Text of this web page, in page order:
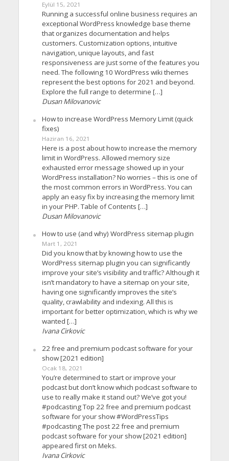
Eylül 15, 2021
Running a successful online business requires an
exceptional WordPress knowledge base theme
that organizes documentation and helps
customers. Customization options, intuitive
navigation, unique layouts, and fast
responsiveness are just some of the features you
need. The following 10 WordPress wiki themes
represent the best options for 2021 and beyond.
Explore the full range to determine […]
Dusan Milovanovic
How to increase WordPress Memory Limit (quick
fixes)
Haziran 16, 2021
Here is a post about how to increase the memory
limit in WordPress. Allowed memory size
exhausted error message showed up in your
WordPress installation? No worries – this is one of
the most common errors in WordPress. You can
apply an easy fix by increasing the memory limit
in your PHP. Table of Contents […]
Dusan Milovanovic
How to use (and why) WordPress sitemap plugin
Mart 1, 2021
Did you know that by knowing how to use the
WordPress sitemap plugin you can significantly
improve your site’s visibility and traffic? Although it
isn’t mandatory to have a sitemap on your site,
having one significantly improves the site’s
quality, crawlability and indexing. All this is
important for better optimization, which is why we
wanted […]
Ivana Cirkovic
22 free and premium podcast software for your
show [2021 edition]
Ocak 18, 2021
You’re determined to start or improve your
podcast but don’t know which podcast software to
use to really make it stand out? We’ve got you!
#podcasting Top 22 free and premium podcast
software for your show #WordPressTips
#podcasting The post 22 free and premium
podcast software for your show [2021 edition]
appeared first on Meks.
Ivana Cirkovic